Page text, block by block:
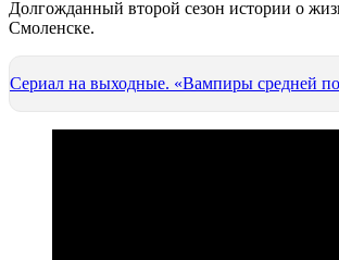
Долгожданный второй сезон истории о
Смоленске.
Сериал на выходные. «Вампиры средней